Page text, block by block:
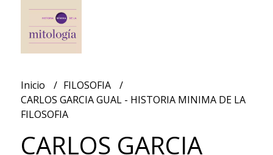
Inicio
FILOSOFIA
CARLOS GARCIA GUAL - HISTORIA MINIMA DE LA
FILOSOFIA
CARLOS GARCIA